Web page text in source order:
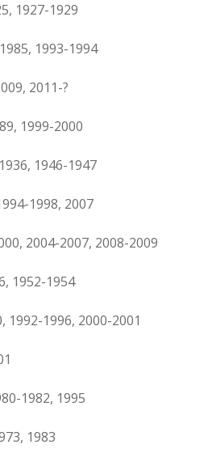
1927-1929
1993-1994
2011-?
1999-2000
1946-1947
1998, 2007
2004-2007, 2008-2009
1952-1954
1996, 2000-2001
1982, 1995
1983